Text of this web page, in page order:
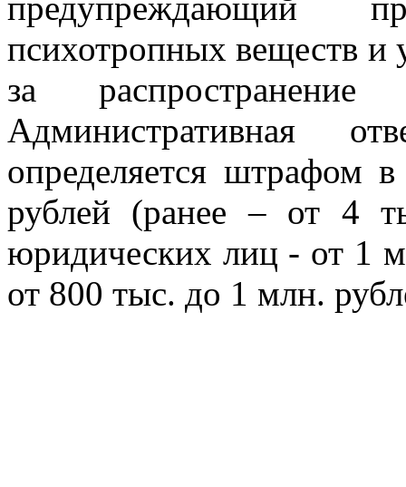
психотропных веществ и
за
Административная
определяется штрафом
рублей (ранее – от 4
юридических лиц - от 1
от 800 тыс. до 1 млн.